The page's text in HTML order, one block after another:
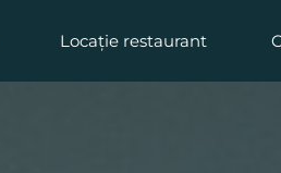
Locație restaurant